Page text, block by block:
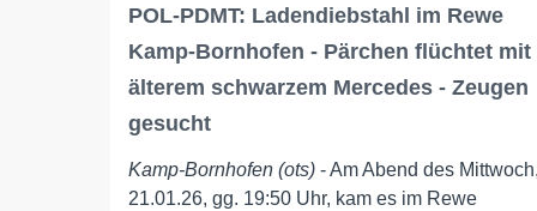
POL-PDMT: Ladendiebstahl im Rewe
Kamp-Bornhofen - Pärchen flüchtet mit
älterem schwarzem Mercedes - Zeugen
gesucht
Kamp-Bornhofen (ots) - Am Abend des
21.01.26, gg. 19:50 Uhr, kam es im Rewe